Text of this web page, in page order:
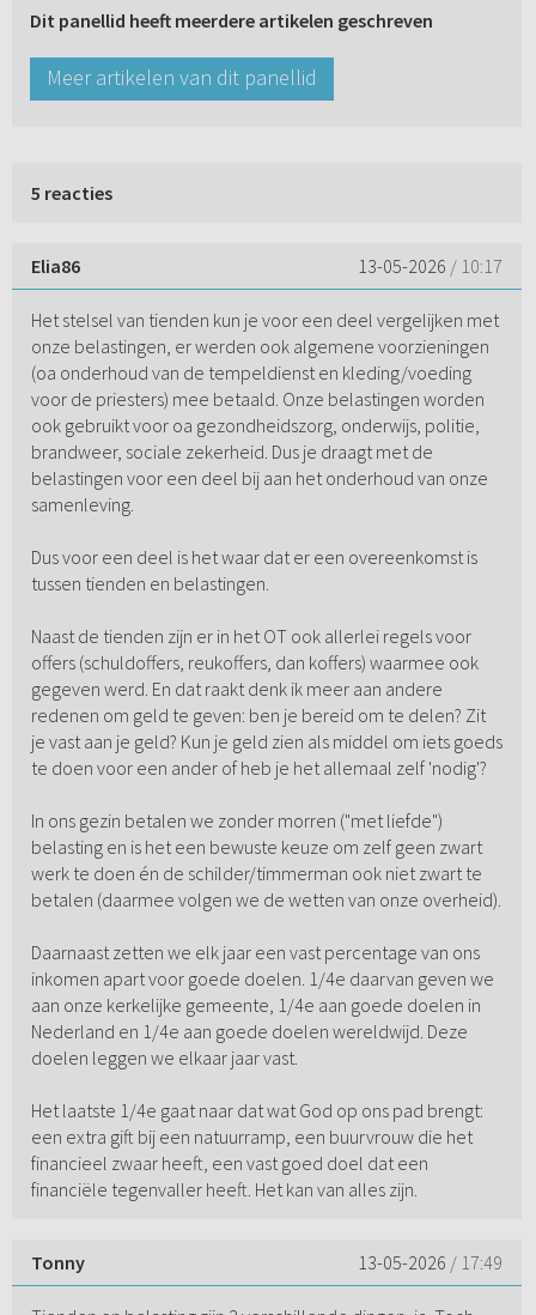
Dit panellid heeft meerdere artikelen geschreven
Meer artikelen van dit panellid
5 reacties
Elia86 13-05-2026 / 10:17
Het stelsel van tienden kun je voor een deel vergelijken met
onze belastingen, er werden ook algemene voorzieningen
(oa onderhoud van de tempeldienst en kleding/voeding
voor de priesters) mee betaald. Onze belastingen worden
ook gebruikt voor oa gezondheidszorg, onderwijs, politie,
brandweer, sociale zekerheid. Dus je draagt met de
belastingen voor een deel bij aan het onderhoud van onze
samenleving.
Dus voor een deel is het waar dat er een overeenkomst is
tussen tienden en belastingen.
Naast de tienden zijn er in het OT ook allerlei regels voor
offers (schuldoffers, reukoffers, dan koffers) waarmee ook
gegeven werd. En dat raakt denk ik meer aan andere
redenen om geld te geven: ben je bereid om te delen? Zit
je vast aan je geld? Kun je geld zien als middel om iets goeds
te doen voor een ander of heb je het allemaal zelf 'nodig'?
In ons gezin betalen we zonder morren ("met liefde")
belasting en is het een bewuste keuze om zelf geen zwart
werk te doen én de schilder/timmerman ook niet zwart te
betalen (daarmee volgen we de wetten van onze overheid).
Daarnaast zetten we elk jaar een vast percentage van ons
inkomen apart voor goede doelen. 1/4e daarvan geven we
aan onze kerkelijke gemeente, 1/4e aan goede doelen in
Nederland en 1/4e aan goede doelen wereldwijd. Deze
doelen leggen we elkaar jaar vast.
Het laatste 1/4e gaat naar dat wat God op ons pad brengt:
een extra gift bij een natuurramp, een buurvrouw die het
financieel zwaar heeft, een vast goed doel dat een
financiële tegenvaller heeft. Het kan van alles zijn.
Tonny 13-05-2026 / 17:49